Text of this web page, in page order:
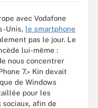
avec Vodafone
Unis, le smartphone
pas le jour. Le
lui-même :
nous concentrer
7.» Kin devait
de Windows
pour les
afin de